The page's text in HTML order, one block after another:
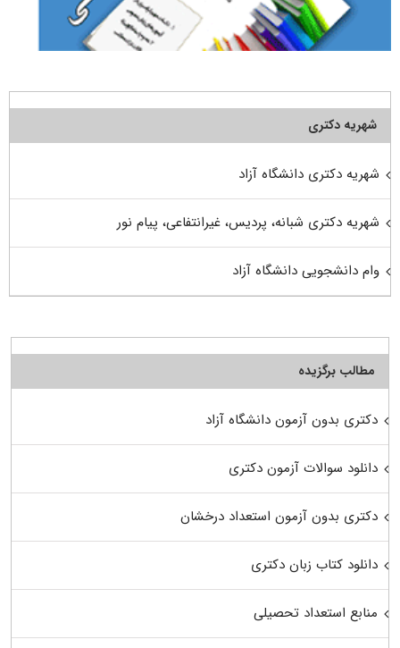
شهریه دکتری
شهریه دکتری دانشگاه آزاد
شهریه دکتری شبانه، پردیس، غیرانتفاعی، پیام نور
وام دانشجویی دانشگاه آزاد
مطالب برگزیده
دکتری بدون آزمون دانشگاه آزاد
دانلود سوالات آزمون دکتری
دکتری بدون آزمون استعداد درخشان
دانلود کتاب زبان دکتری
منابع استعداد تحصیلی